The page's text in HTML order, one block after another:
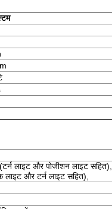
लाइट और पोजीशन लाइट सहित),
और टर्न लाइट सहित),